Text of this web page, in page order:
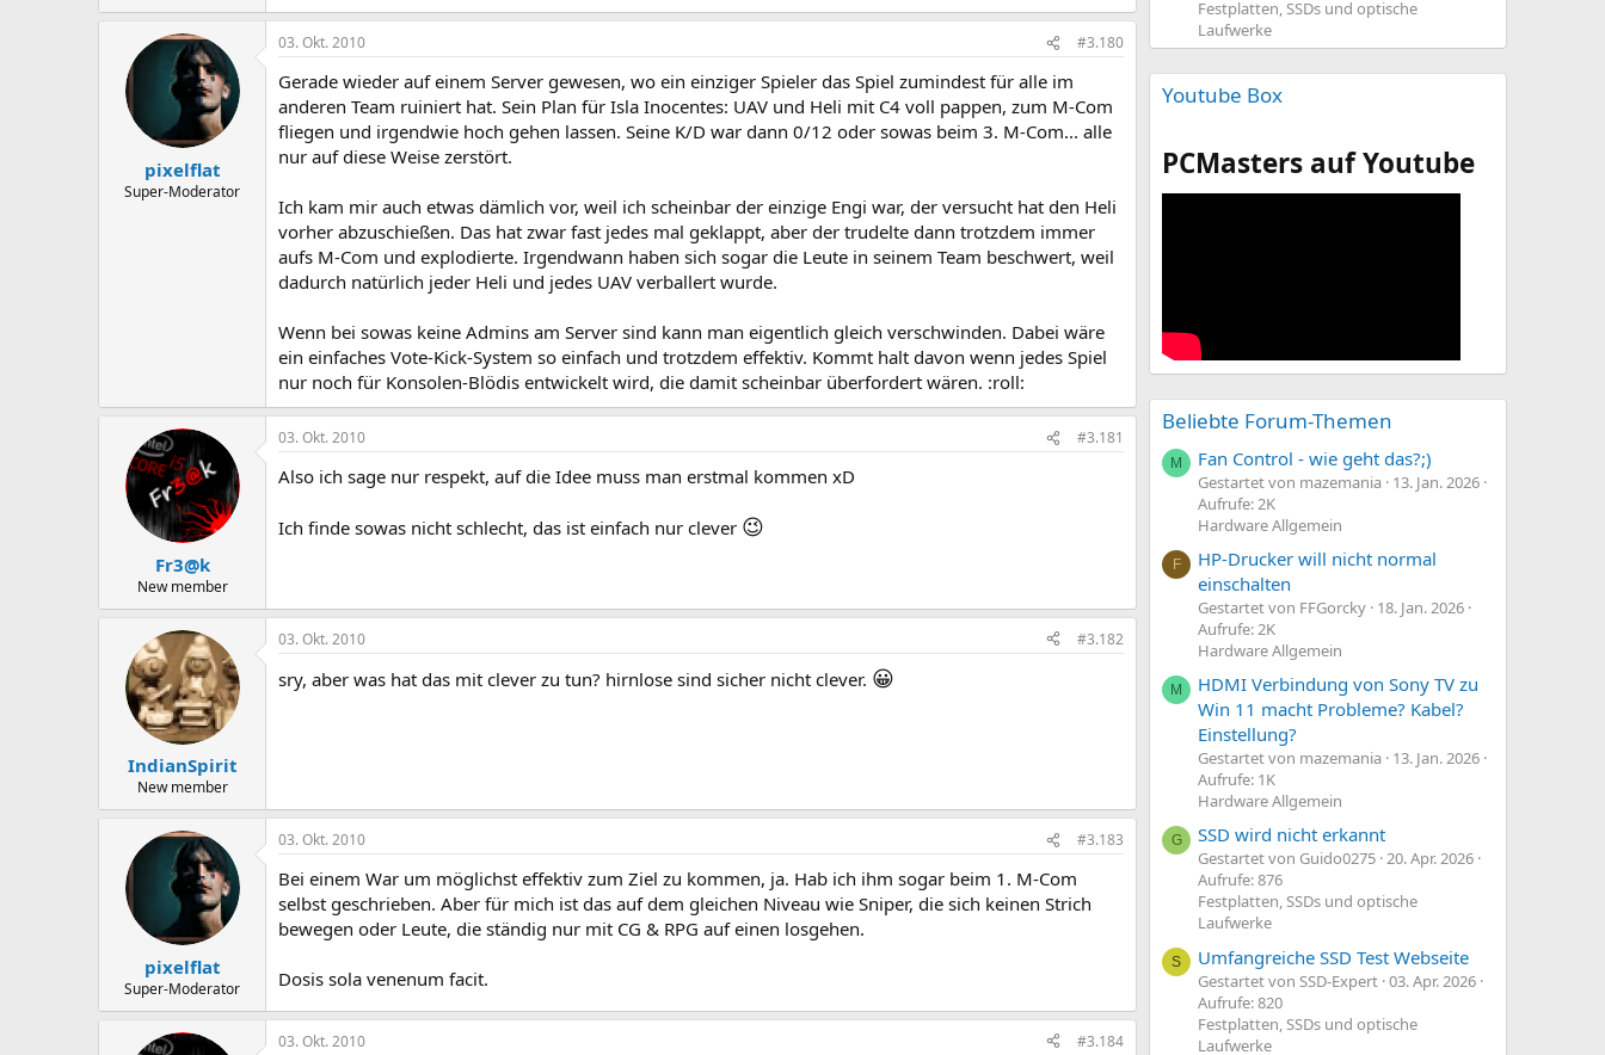
pixelflat
Super-Moderator
03. Okt. 2010 #3.180
Gerade wieder auf einem Server gewesen, wo ein einziger Spieler das Spiel zumindest für alle im
anderen Team ruiniert hat. Sein Plan für Isla Inocentes: UAV und Heli mit C4 voll pappen, zum M-Com
fliegen und irgendwie hoch gehen lassen. Seine K/D war dann 0/12 oder sowas beim 3. M-Com... alle
nur auf diese Weise zerstört.
Ich kam mir auch etwas dämlich vor, weil ich scheinbar der einzige Engi war, der versucht hat den Heli
vorher abzuschießen. Das hat zwar fast jedes mal geklappt, aber der trudelte dann trotzdem immer
aufs M-Com und explodierte. Irgendwann haben sich sogar die Leute in seinem Team beschwert, weil
dadurch natürlich jeder Heli und jedes UAV verballert wurde.
Wenn bei sowas keine Admins am Server sind kann man eigentlich gleich verschwinden. Dabei wäre
ein einfaches Vote-Kick-System so einfach und trotzdem effektiv. Kommt halt davon wenn jedes Spiel
nur noch für Konsolen-Blödis entwickelt wird, die damit scheinbar überfordert wären. :roll:
Fr3@k
New member
03. Okt. 2010 #3.181
Also ich sage nur respekt, auf die Idee muss man erstmal kommen xD
Ich finde sowas nicht schlecht, das ist einfach nur clever 😉
IndianSpirit
New member
03. Okt. 2010 #3.182
sry, aber was hat das mit clever zu tun? hirnlose sind sicher nicht clever. 😀
pixelflat
Super-Moderator
03. Okt. 2010 #3.183
Bei einem War um möglichst effektiv zum Ziel zu kommen, ja. Hab ich ihm sogar beim 1. M-Com
selbst geschrieben. Aber für mich ist das auf dem gleichen Niveau wie Sniper, die sich keinen Strich
bewegen oder Leute, die ständig nur mit CG & RPG auf einen losgehen.
Dosis sola venenum facit.
03. Okt. 2010 #3.184
Festplatten, SSDs und optische
Laufwerke
Youtube Box
PCMasters auf Youtube
Beliebte Forum-Themen
M Fan Control - wie geht das?;)
Gestartet von mazemania 13. Jan. 2026
Aufrufe: 2K
Hardware Allgemein
F
HP-Drucker will nicht normal
einschalten
Gestartet von FFGorcky 18. Jan. 2026
Aufrufe: 2K
Hardware Allgemein
M
HDMI Verbindung von Sony TV zu
Win 11 macht Probleme? Kabel?
Einstellung?
Gestartet von mazemania 13. Jan. 2026
Aufrufe: 1K
Hardware Allgemein
G SSD wird nicht erkannt
Gestartet von Guido0275 20. Apr. 2026
Aufrufe: 876
Festplatten, SSDs und optische
Laufwerke
S Umfangreiche SSD Test Webseite
Gestartet von SSD-Expert 03. Apr. 2026
Aufrufe: 820
Festplatten, SSDs und optische
Laufwerke